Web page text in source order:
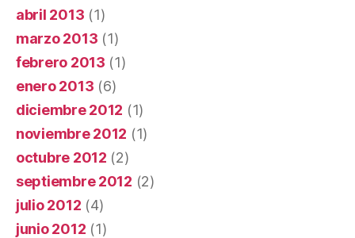
abril 2013 (1)
marzo 2013 (1)
febrero 2013 (1)
enero 2013 (6)
diciembre 2012 (1)
noviembre 2012 (1)
octubre 2012 (2)
septiembre 2012 (2)
julio 2012 (4)
junio 2012 (1)